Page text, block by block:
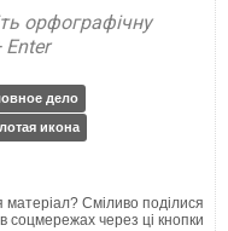
орфографічну
дело
икона
Сміливо поділися
соцмережах через ці кнопки